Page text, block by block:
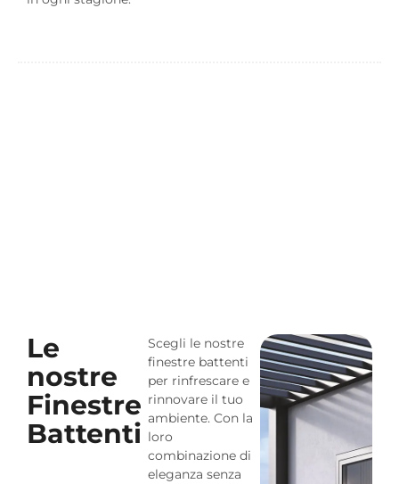
Le
nostre
Finestre
Battenti
Scegli le nostre
finestre battenti
per rinfrescare e
rinnovare il tuo
ambiente. Con la
loro
combinazione di
eleganza senza